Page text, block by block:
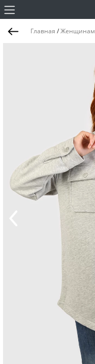
Главная /Женщинам